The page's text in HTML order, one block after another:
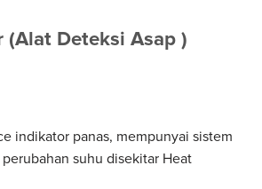
(Alat Deteksi Asap )
indikator panas, mempunyai sistem
suhu disekitar Heat